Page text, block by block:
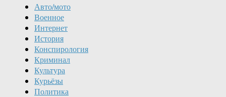
Авто/мото
Военное
Интернет
История
Конспирология
Криминал
Культура
Курьёзы
Политика